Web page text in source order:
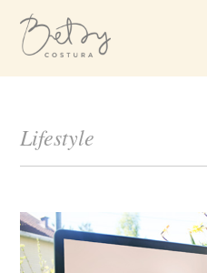
Lifestyle